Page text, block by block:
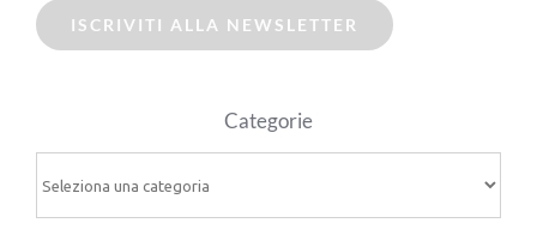
ISCRIVITI ALLA NEWSLETTER
Categorie